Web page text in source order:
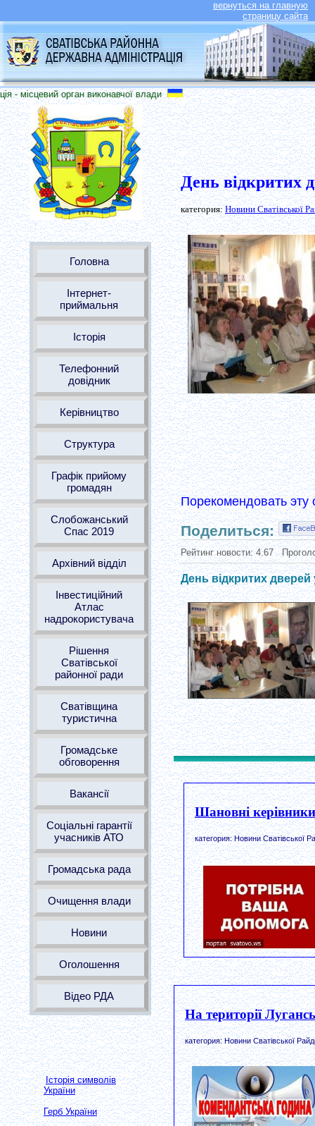
вернуться на главную
страницу сайта
- місцевий орган виконавчої влади
Головна
Інтернет-
приймальня
Історія
Телефонний
довідник
Керівництво
Структура
Графік прийому
громадян
Слобожанський
Спас 2019
Архівний відділ
Інвестиційний
Атлас
надрокористувача
Рішення
Сватівської
районної ради
Сватівщина
туристична
Громадське
обговорення
Вакансії
Соціальні гарантії
учасників АТО
Громадська рада
Очищення влади
Новини
Оголошення
Відео РДА
Історія символів
України
Герб України
День відкритих
категория:Новини Сватівської
Порекомендовать эту
Поделиться:
Рейтинг новости:4.67
День відкритих
Шановні
категория: Новини Сватівської
На території
категория: Новини Сватівської